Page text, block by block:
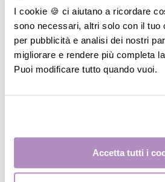
I cookie 🍪 ci aiutano a ricordare
sono necessari, altri solo con il tuo
per pubblicità e analisi dei nostri
migliorare e rendere più completa
Puoi modificare tutto quando vuoi.
Accetta tutti i
―
Cuscini allattamento
―Biberon
―
Tettarelle
―Succhietti
Conservalatte Materno
―Massaggiagengive